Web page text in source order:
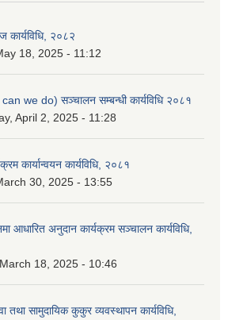
कार्यविधि, २०८२
18, 2025 - 11:12
can we do) सञ्चालन सम्बन्धी कार्यविधि २०८१
April 2, 2025 - 11:28
कार्यान्वयन कार्यविधि, २०८१
30, 2025 - 13:55
आधारित अनुदान कार्यक्रम सञ्‍चालन कार्यविधि,
18, 2025 - 10:46
तथा सामुदायिक कुकुर व्यवस्थापन कार्यविधि,